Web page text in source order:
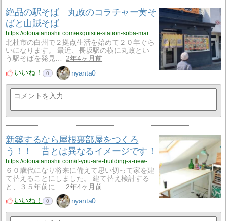
絶品の駅そば 丸政のコラチャー黄そ
ばと山賊そば
https://otonatanoshii.com/exquisite-station-soba-marumasas-koracha-yellow-soba-and-bandit-soba/?utm_source=rss&utm_medium=rss&utm_campaign=exquisite-station-soba-marumasas-koracha-yellow-soba-and-bandit-soba
北杜市の白州で２拠点生活を始めて２０年ぐら
いになります。 最近、長坂駅の横に丸政とい
う駅そばを発見…
2年4ヶ月前
いいね！
0 nyanta0
新築するなら屋根裏部屋をつくろ
う！！ 昔とは異なるイメージです！
https://otonatanoshii.com/if-you-are-building-a-new-building-create-an-attic-its-a-different-image-than-before/?utm_source=rss&utm_medium=rss&utm_campaign=if-you-are-building-a-new-building-create-an-attic-its-a-different-image-than-before
６０歳代になり将来に備えて思い切って家を建
て替えることにしました。 建て替え検討する
と、３５年前に…
2年4ヶ月前
いいね！
0 nyanta0